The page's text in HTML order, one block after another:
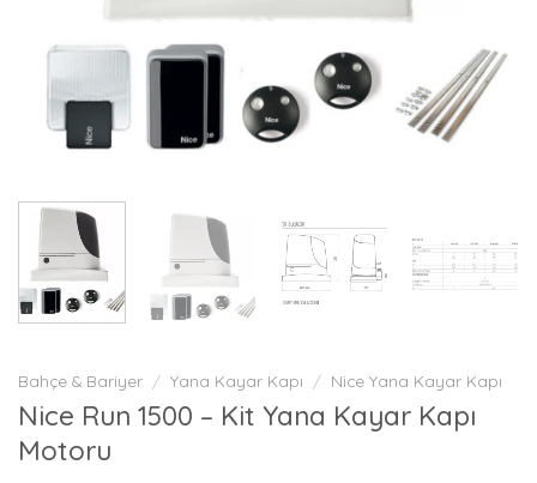
Bahçe & Bariyer / Yana Kayar Kapı / Nice Yana Kayar Kapı
Nice Run 1500 – Kit Yana Kayar Kapı
Motoru